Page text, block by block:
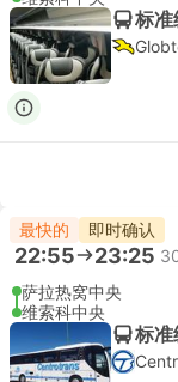
标准
最快的 即时确认
22:55 23:25
萨拉热窝中央
维索科中央
标准